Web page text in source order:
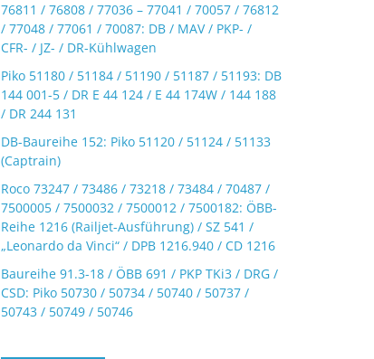
76811 / 76808 / 77036 – 77041 / 70057 / 76812
/ 77048 / 77061 / 70087: DB / MAV / PKP- /
CFR- / JZ- / DR-Kühlwagen
Piko 51180 / 51184 / 51190 / 51187 / 51193: DB
144 001-5 / DR E 44 124 / E 44 174W / 144 188
/ DR 244 131
DB-Baureihe 152: Piko 51120 / 51124 / 51133
(Captrain)
Roco 73247 / 73486 / 73218 / 73484 / 70487 /
7500005 / 7500032 / 7500012 / 7500182: ÖBB-
Reihe 1216 (Railjet-Ausführung) / SZ 541 /
„Leonardo da Vinci“ / DPB 1216.940 / CD 1216
Baureihe 91.3-18 / ÖBB 691 / PKP TKi3 / DRG /
CSD: Piko 50730 / 50734 / 50740 / 50737 /
50743 / 50749 / 50746